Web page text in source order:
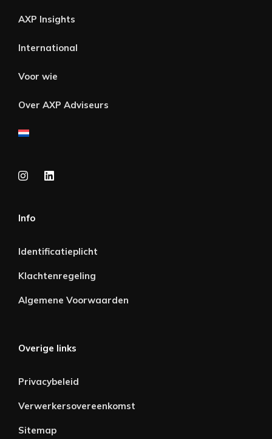
AXP Insights
International
Voor wie
Over AXP Adviseurs
Info
Identificatieplicht
Klachtenregeling
Algemene Voorwaarden
Overige links
Privacybeleid
Verwerkersovereenkomst
Sitemap